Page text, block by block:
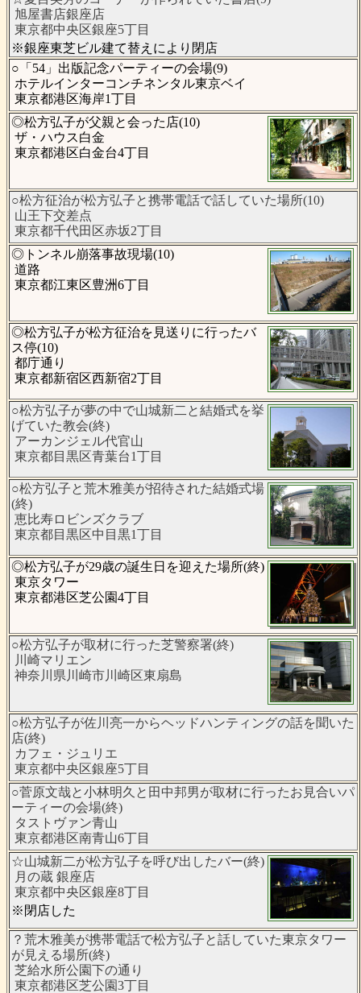
旭屋書店銀座店
東京都中央区銀座5丁目
※銀座東芝ビル建て替えにより閉店
○「54」出版記念パーティーの会場(9)
ホテルインターコンチネンタル東京ベイ
東京都港区海岸1丁目
◎松方弘子が父親と会った店(10)
ザ・ハウス白金
東京都港区白金台4丁目
○松方征治が松方弘子と携帯電話で話していた場所(10)
山王下交差点
東京都千代田区赤坂2丁目
◎トンネル崩落事故現場(10)
道路
東京都江東区豊洲6丁目
◎松方弘子が松方征治を見送りに行ったバ
ス停(10)
都庁通り
東京都新宿区西新宿2丁目
○松方弘子が夢の中で山城新二と結婚式を挙
げていた教会(終)
アーカンジェル代官山
東京都目黒区青葉台1丁目
○松方弘子と荒木雅美が招待された結婚式場
(終)
恵比寿ロビンズクラブ
東京都目黒区中目黒1丁目
◎松方弘子が29歳の誕生日を迎えた場所(終)
東京タワー
東京都港区芝公園4丁目
○松方弘子が取材に行った芝警察署(終)
川崎マリエン
神奈川県川崎市川崎区東扇島
○松方弘子が佐川亮一からヘッドハンティングの話を聞いた
店(終)
カフェ・ジュリエ
東京都中央区銀座5丁目
○菅原文哉と小林明久と田中邦男が取材に行ったお見合いパ
ーティーの会場(終)
タストヴァン青山
東京都港区南青山6丁目
☆山城新二が松方弘子を呼び出したバー(終)
月の蔵 銀座店
東京都中央区銀座8丁目
※閉店した
？荒木雅美が携帯電話で松方弘子と話していた東京タワー
が見える場所(終)
芝給水所公園下の通り
東京都港区芝公園3丁目